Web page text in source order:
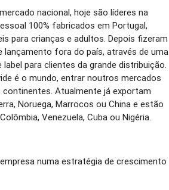
nacional, hoje são líderes na
100% fabricados em Portugal,
para crianças e adultos. Depois fizeram
lançamento fora do país, através de uma
para clientes da grande distribuição.
é o mundo, entrar noutros mercados
Atualmente já exportam
Noruega, Marrocos ou China e estão
Venezuela, Cuba ou Nigéria.
numa estratégia de crescimento